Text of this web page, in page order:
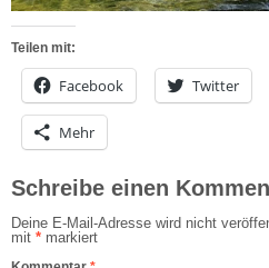
Teilen mit:
Facebook Twitter
Mehr
Schreibe einen
Deine E-Mail-Adresse wird nicht
mit * markiert